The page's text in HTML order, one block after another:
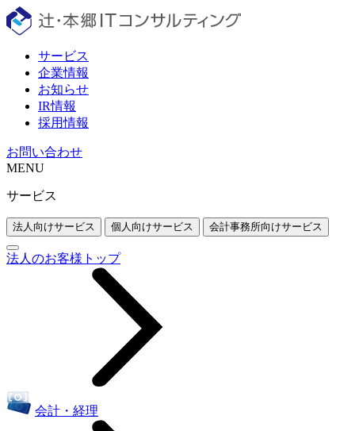
サービス
企業情報
お知らせ
IR情報
採用情報
お問い合わせ
MENU
サービス
法人向けサービス 個人向けサービス 会計事務所向けサービス
法人のお客様トップ
会計・経理